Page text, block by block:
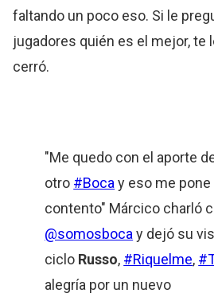
faltando un poco eso. Si le
jugadores quién es el mejor, te
cerró.
"Me quedo con el aporte
otro #Bocay eso me
contento" Márcico charló
@somosbocay dejó su
ciclo Russo, #Riquelme,
alegría por un nuevo